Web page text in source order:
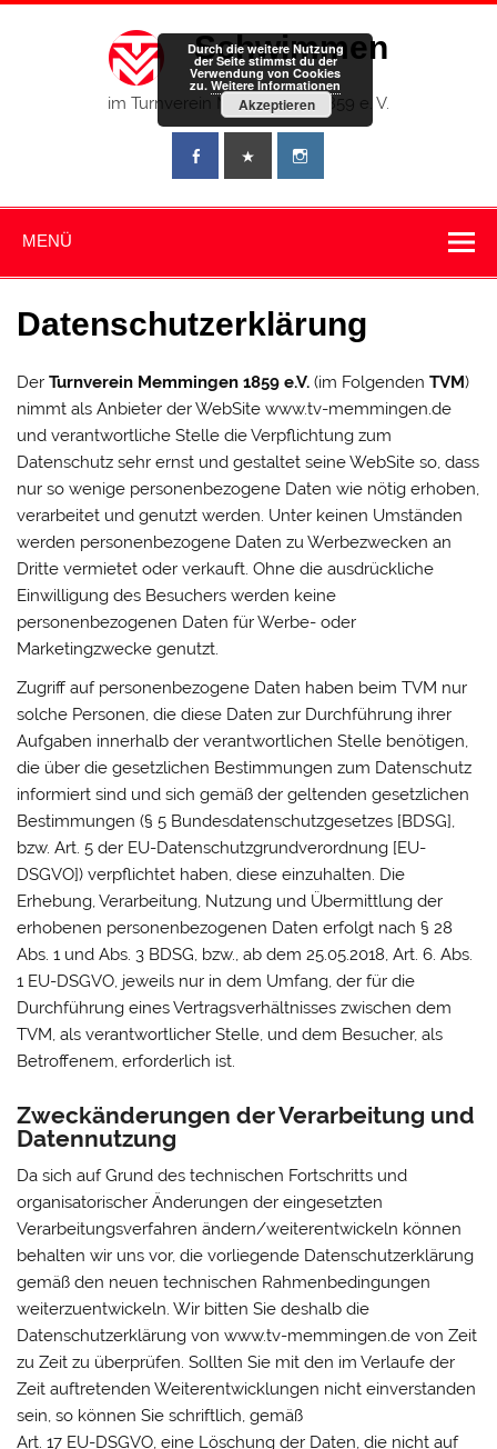
Zum
Schwimmen
im Turnverein Memmingen 1859 e. V.
MENÜ
Datenschutzerklärung
DerTurnverein Memmingen 1859 e.V. (im FolgendenTVM)
nimmt als Anbieter der WebSite www.tv-memmingen.de
und verantwortliche Stelle die Verpflichtung zum
Datenschutz sehr ernst und gestaltet seine WebSite so, dass
nur so wenige personenbezogene Daten wie nötig erhoben,
verarbeitet und genutzt werden. Unter keinen Umständen
werden personenbezogene Daten zu Werbezwecken an
Dritte vermietet oder verkauft. Ohne die ausdrückliche
Einwilligung des Besuchers werden keine
personenbezogenen Daten für Werbe- oder
Marketingzwecke genutzt.
Zugriff auf personenbezogene Daten haben beim TVM nur
solche Personen, die diese Daten zur Durchführung ihrer
Aufgaben innerhalb der verantwortlichen Stelle benötigen,
die über die gesetzlichen Bestimmungen zum Datenschutz
informiert sind und sich gemäß der geltenden gesetzlichen
Bestimmungen (§ 5 Bundesdatenschutzgesetzes [BDSG],
bzw. Art. 5 der EU-Datenschutzgrundverordnung [EU-
DSGVO]) verpflichtet haben, diese einzuhalten. Die
Erhebung, Verarbeitung, Nutzung und Übermittlung der
erhobenen personenbezogenen Daten erfolgt nach § 28
Abs. 1 und Abs. 3 BDSG, bzw., ab dem 25.05.2018, Art. 6. Abs.
1 EU-DSGVO, jeweils nur in dem Umfang, der für die
Durchführung eines Vertragsverhältnisses zwischen dem
TVM, als verantwortlicher Stelle, und dem Besucher, als
Betroffenem, erforderlich ist.
Zweckänderungen der Verarbeitung und
Datennutzung
Da sich auf Grund des technischen Fortschritts und
organisatorischer Änderungen der eingesetzten
Verarbeitungsverfahren ändern/weiterentwickeln können
behalten wir uns vor, die vorliegende Datenschutzerklärung
gemäß den neuen technischen Rahmenbedingungen
weiterzuentwickeln. Wir bitten Sie deshalb die
Datenschutzerklärung von www.tv-memmingen.de von Zeit
zu Zeit zu überprüfen. Sollten Sie mit den im Verlaufe der
Zeit auftretenden Weiterentwicklungen nicht einverstanden
sein, so können Sie schriftlich, gemäß
Art. 17 EU-DSGVO, eine Löschung der Daten, die nicht auf
Durch die weitere Nutzung
der Seite stimmst du der
Verwendung von Cookies
zu. Weitere Informationen
Akzeptieren